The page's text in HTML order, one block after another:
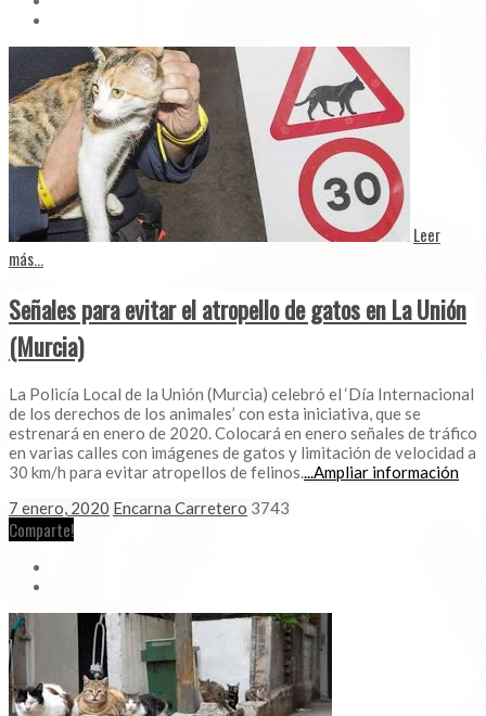
Leer
más...
Señales para evitar el atropello de gatos en La Unión
(Murcia)
La Policía Local de la Unión (Murcia) celebró el ‘Día Internacional
de los derechos de los animales’ con esta iniciativa, que se
estrenará en enero de 2020. Colocará en enero señales de tráfico
en varias calles con imágenes de gatos y limitación de velocidad a
30 km/h para evitar atropellos de felinos....Ampliar información
7 enero, 2020 Encarna Carretero 3743
Comparte!